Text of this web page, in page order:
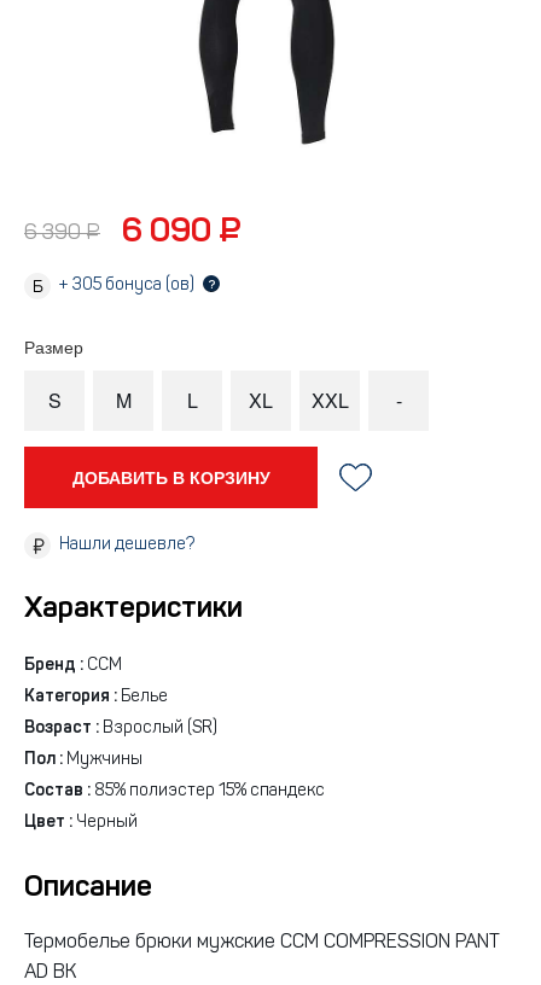
6 390 ₽ 6 090 ₽
+ 305 бонуса (ов) ?
Размер
S M L XL XXL -
ДОБАВИТЬ В КОРЗИНУ
Нашли дешевле?
Характеристики
Бренд : CCM
Категория : Белье
Возраст : Взрослый (SR)
Пол : Мужчины
Состав : 85% полиэстер 15% спандекс
Цвет : Черный
Описание
Термобелье брюки мужские CCM COMPRESSION PANT
AD BK